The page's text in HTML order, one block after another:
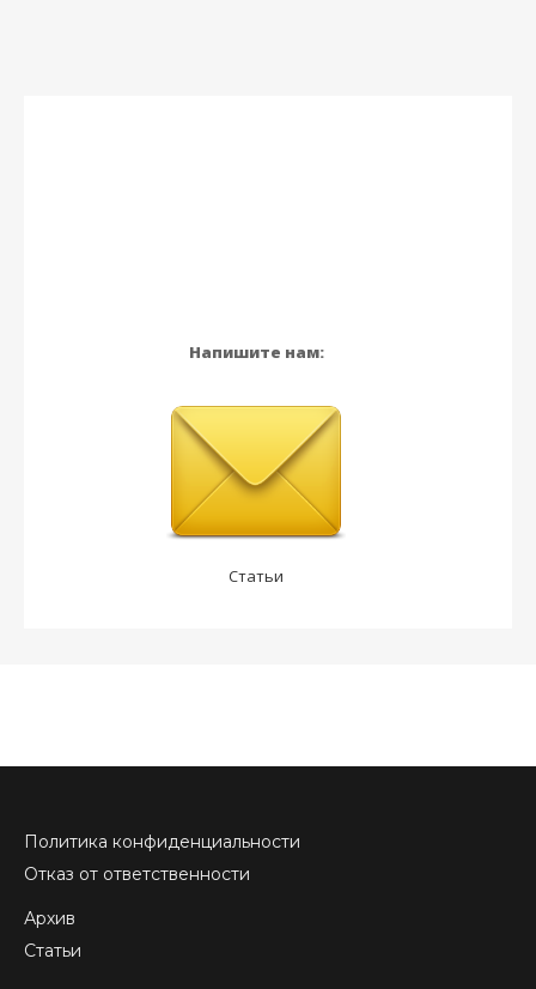
Напишите нам:
Статьи
Политика конфиденциальности
Отказ от ответственности
Архив
Статьи